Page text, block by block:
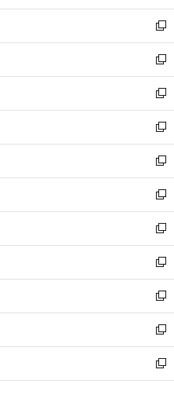
開
く
新
し
い
ウ
ィ
ン
ド
ウ
で
開
く
新
し
い
ウ
ィ
ン
ド
ウ
で
開
く
新
し
い
ウ
ィ
ン
ド
ウ
で
開
く
新
し
い
ウ
ィ
ン
ド
ウ
で
開
く
新
し
い
ウ
ィ
ン
ド
ウ
で
開
く
新
し
い
ウ
ィ
ン
ド
ウ
で
開
く
新
し
い
ウ
ィ
ン
ド
ウ
で
開
新
し
い
ウ
ィ
ン
ド
ウ
新
し
い
ウ
ィ
ン
新
し
い
ウ
新
し